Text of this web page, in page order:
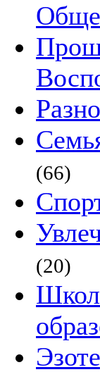
(66)
(20)